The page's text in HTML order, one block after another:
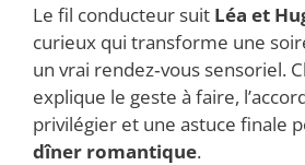
Le fil conducteur suit Léa et
curieux qui transforme une
un vrai rendez‑vous sensoriel.
explique le geste à faire,
privilégier et une astuce finale
dîner romantique.